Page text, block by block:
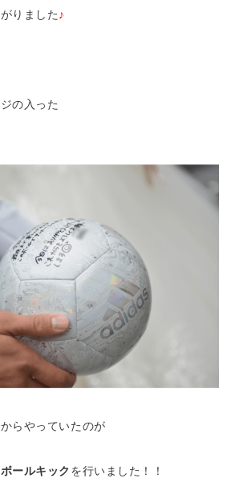
りました♪
の入った
らやっていたのが
ールキック を行いました！！